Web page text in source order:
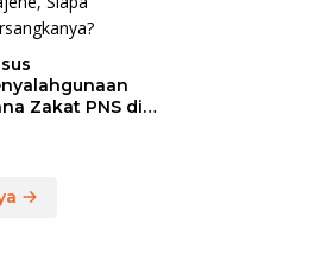
Zakat PNS di
Siapa